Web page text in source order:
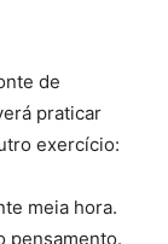
de
praticar
exercício:
meia hora.
pensamento.